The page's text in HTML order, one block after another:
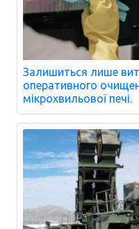
Залишиться лише
оперативного
мікрохвильової печі.